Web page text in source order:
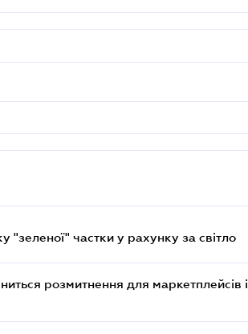
частки у рахунку за світло
розмитнення для маркетплейсів і